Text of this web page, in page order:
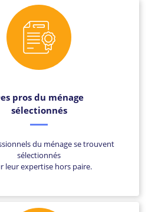
pros du ménage
sélectionnés
du ménage se trouvent
sélectionnés
leur expertise hors paire.